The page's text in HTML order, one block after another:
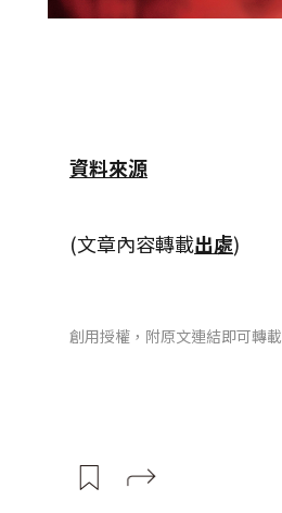
資料來源
(文章內容轉載出處)
創用授權，附原文連結即可轉載